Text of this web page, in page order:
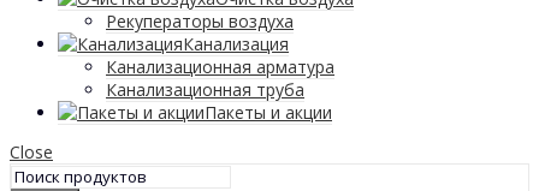
Рекуператоры воздуха
Канализация
Канализационная арматура
Канализационная труба
Пакеты и акции
Close